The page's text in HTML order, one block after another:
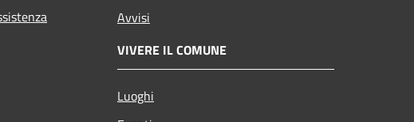
Avvisi
VIVERE IL COMUNE
Luoghi